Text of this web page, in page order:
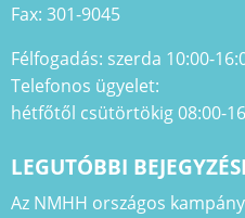
Fax: 301-9045
Félfogadás: szerda 10:00-
Telefonos ügyelet:
hétfőtől csütörtökig 08:00-
LEGUTÓBBI
Az NMHH országos